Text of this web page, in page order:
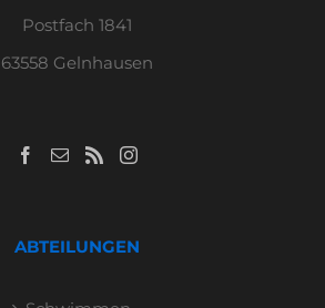
Postfach 1841
63558 Gelnhausen
ABTEILUNGEN